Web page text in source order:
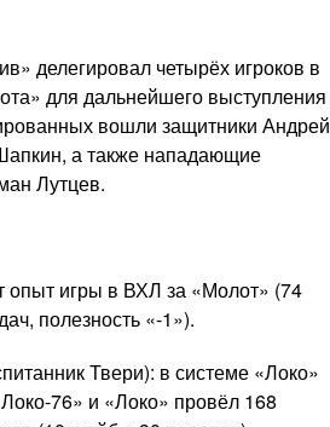
делегировал четырёх игроков в
для дальнейшего выступления
вошли защитники Андрей
а также нападающие
Лутцев.
игры в ВХЛ за «Молот» (74
полезность «-1»).
Твери): в системе «Локо»
76» и «Локо» провёл 168